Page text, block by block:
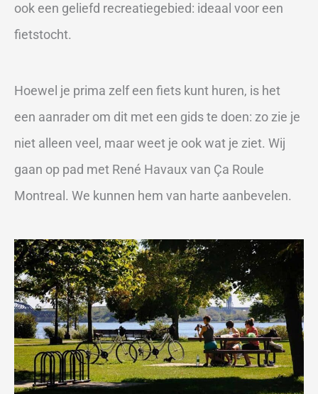
ook een geliefd recreatiegebied: ideaal voor een
fietstocht.
Hoewel je prima zelf een fiets kunt huren, is het
een aanrader om dit met een gids te doen: zo zie je
niet alleen veel, maar weet je ook wat je ziet. Wij
gaan op pad met René Havaux van Ça Roule
Montreal. We kunnen hem van harte aanbevelen.